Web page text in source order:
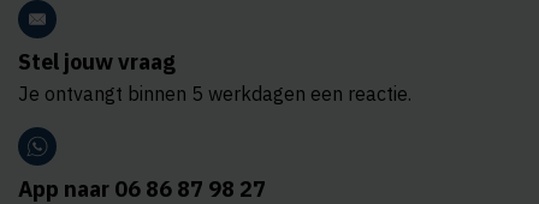
Stel jouw vraag
Je ontvangt binnen 5 werkdagen een reactie.
App naar 06 86 87 98 27